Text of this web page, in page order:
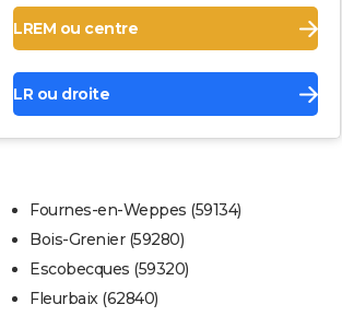
LREM ou centre
LR ou droite
Fournes-en-Weppes (59134)
Bois-Grenier (59280)
Escobecques (59320)
Fleurbaix (62840)